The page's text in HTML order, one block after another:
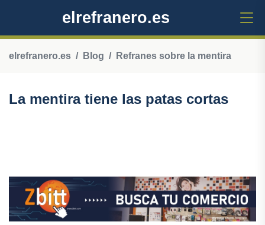
elrefranero.es
elrefranero.es Blog Refranes sobre la mentira
La mentira tiene las patas cortas